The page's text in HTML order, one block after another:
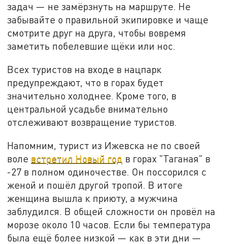
задач — не замёрзнуть на маршруте. Не
забывайте о правильной экипировке и чаще
смотрите друг на друга, чтобы вовремя
заметить побелевшие щёки или нос.
Всех туристов на входе в нацпарк
предупреждают, что в горах будет
значительно холоднее. Кроме того, в
центральной усадьбе внимательно
отслеживают возвращение туристов.
Напомним, турист из Ижевска не по своей
воле встретил Новый год в горах "Таганая" в
-27 в полном одиночестве. Он поссорился с
женой и пошёл другой тропой. В итоге
женщина вышла к приюту, а мужчина
заблудился. В общей сложности он провёл на
морозе около 10 часов. Если бы температура
была ещё более низкой — как в эти дни —